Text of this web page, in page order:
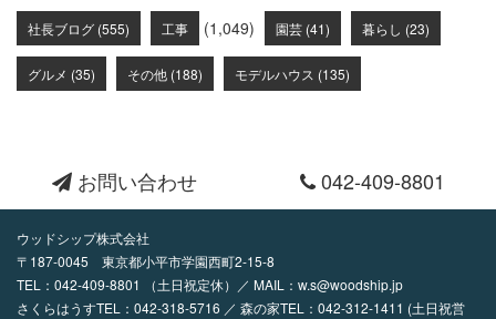
社長ブログ (555) 工事 (1,049) 園芸 (41) 暮らし (23)
グルメ (35) その他 (188) モデルハウス (135)
お問い合わせ 042-409-8801
ウッドシップ株式会社
〒187-0045 東京都小平市学園西町2-15-8
TEL： 042-409-8801 （土日祝定休）／ MAIL： w.s@woodship.jp
さくらはうすTEL：042-318-5716 ／ 森の家TEL：042-312-1411 (土日祝営